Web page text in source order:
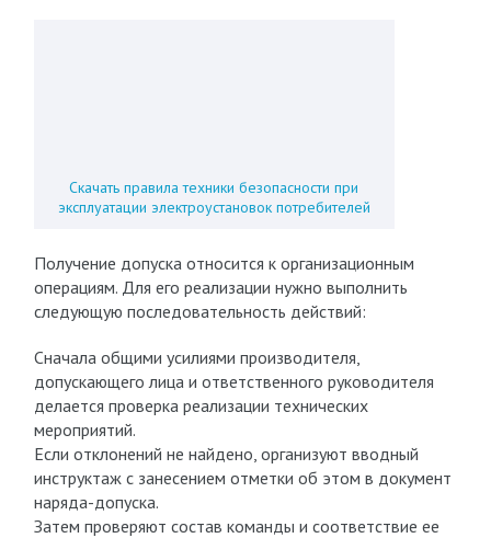
Скачать правила техники безопасности при
эксплуатации электроустановок потребителей
Получение допуска относится к организационным
операциям. Для его реализации нужно выполнить
следующую последовательность действий:
Сначала общими усилиями производителя,
допускающего лица и ответственного руководителя
делается проверка реализации технических
мероприятий.
Если отклонений не найдено, организуют вводный
инструктаж с занесением отметки об этом в документ
наряда-допуска.
Затем проверяют состав команды и соответствие ее